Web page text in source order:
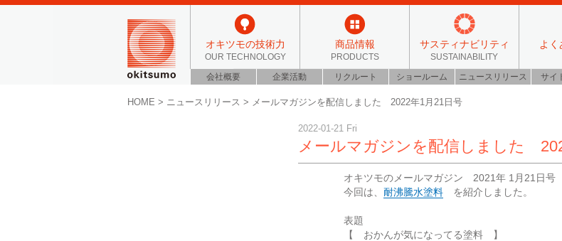
オキツモの技術力
OUR TECHNOLOGY
商品情報
PRODUCTS
サスティナビリティ
SUSTAINABILITY
よく
会社概要 企業活動 リクルート ショールーム ニュースリリース サイ
HOME > ニュースリリース > メールマガジンを配信しました 2022年1月21日号
2022-01-21 Fri
メールマガジンを配信しました
オキツモのメールマガジン 2021年 1月21日号
今回は、 耐沸騰水塗料を紹介しました。
表題
【 おかんが気になってる塗料 】